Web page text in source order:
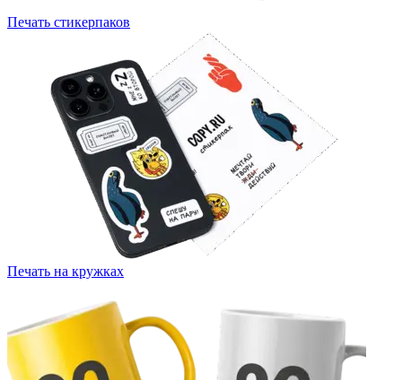
Печать стикерпаков
Печать на кружках